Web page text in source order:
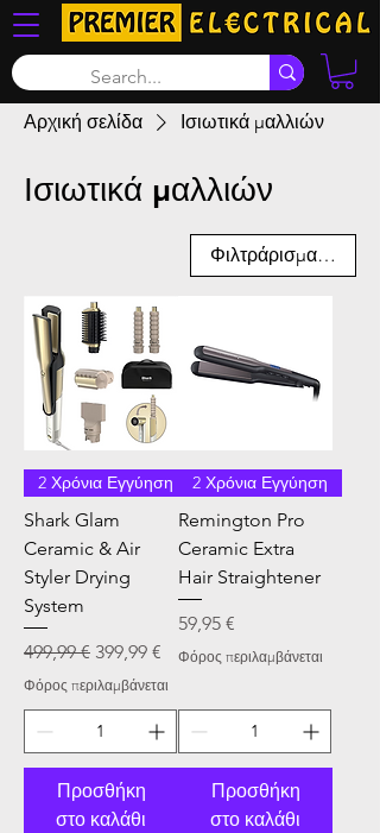
Αρχική σελίδα Ισιωτικά μαλλιών
Ισιωτικά μαλλιών
Φιλτράρισμα και
2 Χρόνια Εγγύηση
Shark Glam
Ceramic & Air
Styler Drying
System
Κανονική τιμή
499,99 € Τιμή Έκπτωσης
399,99 €
Φόρος περιλαμβάνεται
Προσθήκη
στο καλάθι
2 Χρόνια Εγγύηση
Remington Pro
Ceramic Extra
Hair Straightener
Τιμή
59,95 €
Φόρος περιλαμβάνεται
Προσθήκη
στο καλάθι